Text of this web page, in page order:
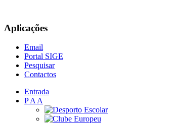
Aplicações
Email
Portal SIGE
Pesquisar
Contactos
Entrada
P A A